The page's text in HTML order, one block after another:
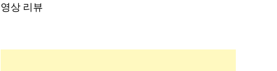
영상 리뷰